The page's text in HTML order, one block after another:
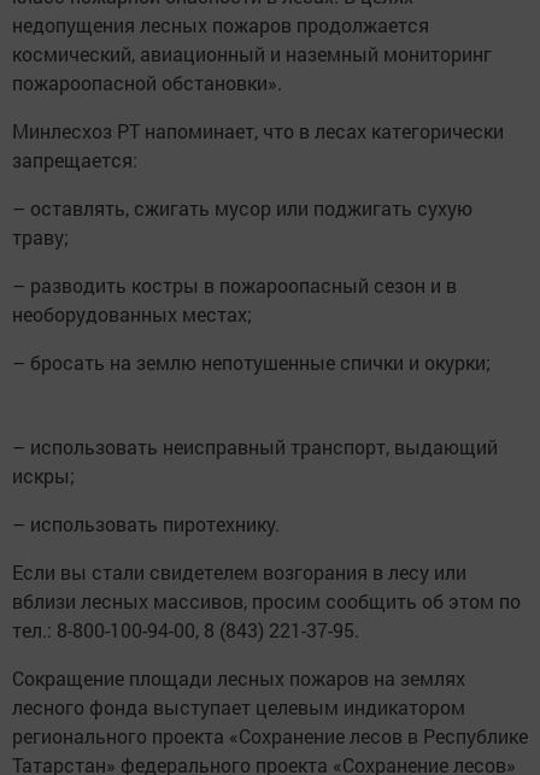
недопущения лесных пожаров продолжается
космический, авиационный и наземный мониторинг
пожароопасной обстановки».
Минлесхоз РТ напоминает, что в лесах категорически
запрещается:
– оставлять, сжигать мусор или поджигать сухую
траву;
– разводить костры в пожароопасный сезон и в
необорудованных местах;
– бросать на землю непотушенные спички и окурки;
– использовать неисправный транспорт, выдающий
искры;
– использовать пиротехнику.
Если вы стали свидетелем возгорания в лесу или
вблизи лесных массивов, просим сообщить об этом по
тел.: 8-800-100-94-00, 8 (843) 221-37-95.
Сокращение площади лесных пожаров на землях
лесного фонда выступает целевым индикатором
регионального проекта «Сохранение лесов в Республике
Татарстан» федерального проекта «Сохранение лесов»